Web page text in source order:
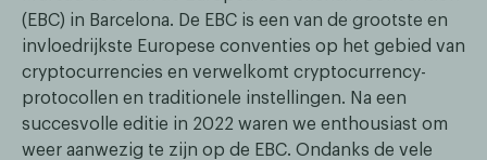
(EBC) in Barcelona. De EBC is een van de grootste en
invloedrijkste Europese conventies op het gebied van
cryptocurrencies en verwelkomt cryptocurrency-
protocollen en traditionele instellingen. Na een
succesvolle editie in 2022 waren we enthousiast om
weer aanwezig te zijn op de EBC. Ondanks de vele